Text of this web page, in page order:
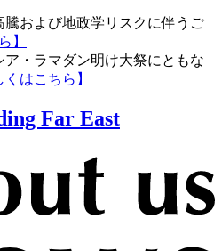
騰および地政学リスクに伴うご
】
ア・ラマダン明け大祭にともな
くはこちら】